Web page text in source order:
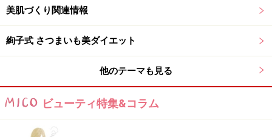
美肌づくり関連情報
絢子式 さつまいも美ダイエット
他のテーマも見る
ビューティ特集&コラム